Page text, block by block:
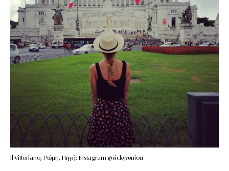
Il Vittoriano, Ρώμη, Πηγή: Instagram @vickyveniou